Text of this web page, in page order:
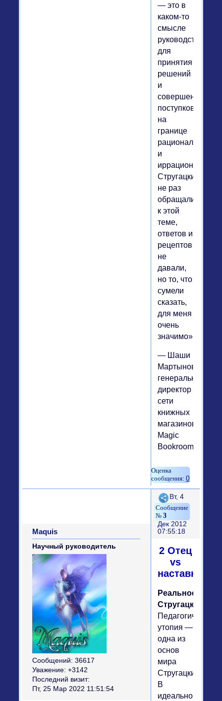
— это в
каком-то
смысле
руководство
для
принятия
решений
и
совершения
поступков
на
границе
рационального
и
Стругацкие
не раз
обращались
к этой
теме,
ответов и
рецептов
не
давали,
но то, что
сумели
сказать,
для меня
очень
значимо»,
— Шаши
Мартынова,
генеральный
директор
сети
книжных
магазинов
Magic
Bookroom.
0
Поделиться
3
Вт, 4
Дек 2012
07:55:18
Maquis
Научный руководитель
Сообщений: 36617
Уважение: +3142
Последний визит:
Пт, 25 Мар 2022 11:51:54
2 Отец
vs
наставник
Реальность
Стругацких
Педагогическая
утопия —
одна из
основ
мира
Стругацких.
В
идеальном